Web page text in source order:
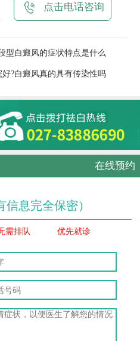
点击电话咨询
型白癜风的症状特点是什么
?白癜风真的具有传染性吗
在线预约
信息完全保密）
需排队 优先就诊